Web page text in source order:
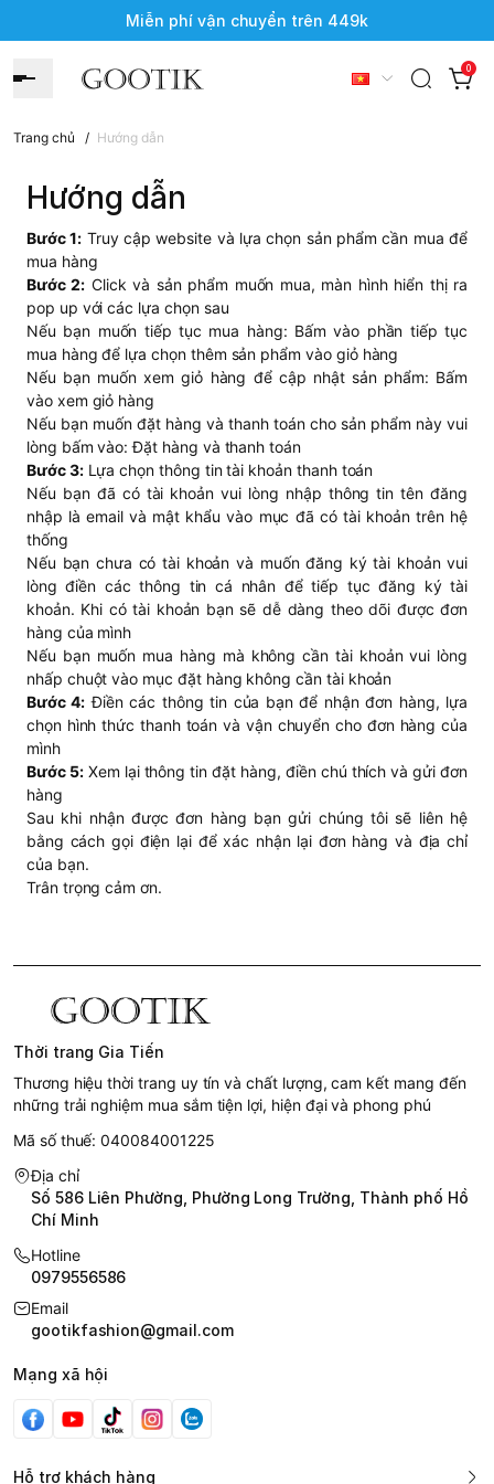
Miễn phí vận chuyển trên 449k
0
Trang chủ / Hướng dẫn
Hướng dẫn
Bước 1: Truy cập website và lựa chọn sản phẩm cần mua để
mua hàng
Bước 2: Click và sản phẩm muốn mua, màn hình hiển thị ra
pop up với các lựa chọn sau
Nếu bạn muốn tiếp tục mua hàng: Bấm vào phần tiếp tục
mua hàng để lựa chọn thêm sản phẩm vào giỏ hàng
Nếu bạn muốn xem giỏ hàng để cập nhật sản phẩm: Bấm
vào xem giỏ hàng
Nếu bạn muốn đặt hàng và thanh toán cho sản phẩm này vui
lòng bấm vào: Đặt hàng và thanh toán
Bước 3:Lựa chọn thông tin tài khoản thanh toán
Nếu bạn đã có tài khoản vui lòng nhập thông tin tên đăng
nhập là email và mật khẩu vào mục đã có tài khoản trên hệ
thống
Nếu bạn chưa có tài khoản và muốn đăng ký tài khoản vui
lòng điền các thông tin cá nhân để tiếp tục đăng ký tài
khoản. Khi có tài khoản bạn sẽ dễ dàng theo dõi được đơn
hàng của mình
Nếu bạn muốn mua hàng mà không cần tài khoản vui lòng
nhấp chuột vào mục đặt hàng không cần tài khoản
Bước 4: Điền các thông tin của bạn để nhận đơn hàng, lựa
chọn hình thức thanh toán và vận chuyển cho đơn hàng của
mình
Bước 5:Xem lại thông tin đặt hàng, điền chú thích và gửi đơn
hàng
Sau khi nhận được đơn hàng bạn gửi chúng tôi sẽ liên hệ
bằng cách gọi điện lại để xác nhận lại đơn hàng và địa chỉ
của bạn.
Trân trọng cảm ơn.
Thời trang Gia Tiến
Thương hiệu thời trang uy tín và chất lượng, cam kết mang đến
những trải nghiệm mua sắm tiện lợi, hiện đại và phong phú
Mã số thuế: 040084001225
Địa chỉ
Số 586 Liên Phường, Phường Long Trường, Thành phố Hồ
Chí Minh
Hotline
0979556586
Email
gootikfashion@gmail.com
Mạng xã hội
Hỗ trợ khách hàng